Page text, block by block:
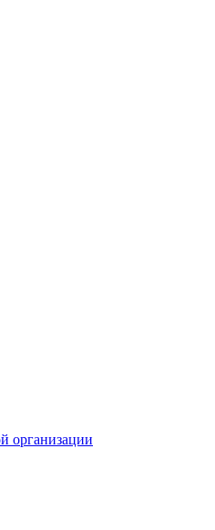
организации